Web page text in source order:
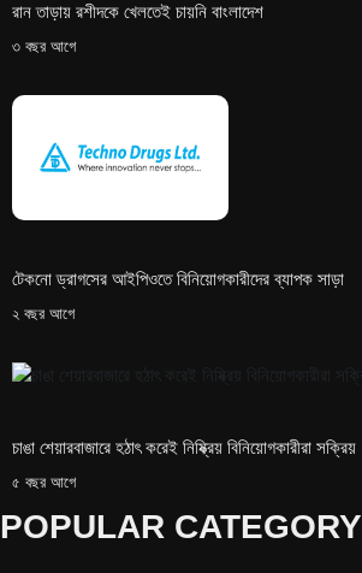
রান তাড়ায় রশীদকে খেলতেই চায়নি বাংলাদেশ
৩ বছর আগে
টেকনো ড্রাগসের আইপিওতে বিনিয়োগকারীদের ব্যাপক সাড়া
২ বছর আগে
চাঙা শেয়ারবাজারে হঠাৎ করেই নিষ্ক্রিয় বিনিয়োগকারীরা সক্রিয়
৫ বছর আগে
POPULAR CATEGORY